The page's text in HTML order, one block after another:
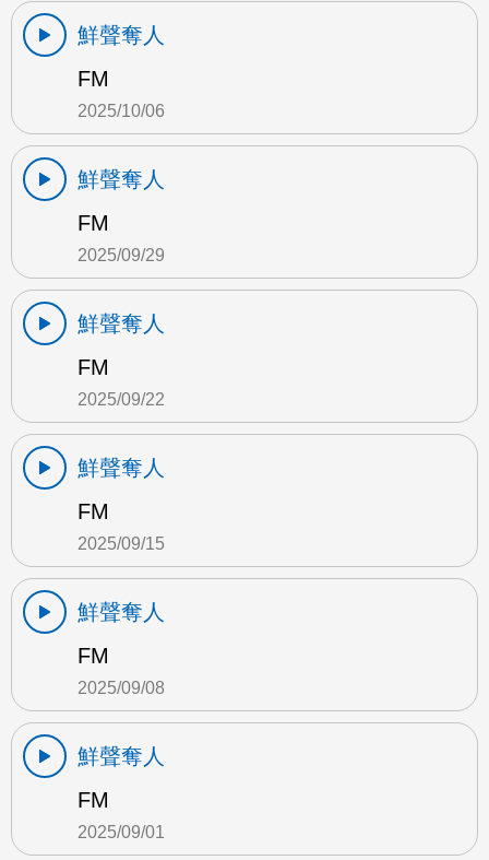
鮮聲奪人
FM
2025/10/06
鮮聲奪人
FM
2025/09/29
鮮聲奪人
FM
2025/09/22
鮮聲奪人
FM
2025/09/15
鮮聲奪人
FM
2025/09/08
鮮聲奪人
FM
2025/09/01